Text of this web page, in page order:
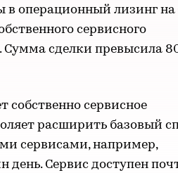
в операционный лизинг на
сервисного
Сумма сделки превысила
собственно сервисное
расширить базовый
сервисами, например,
день. Сервис доступен